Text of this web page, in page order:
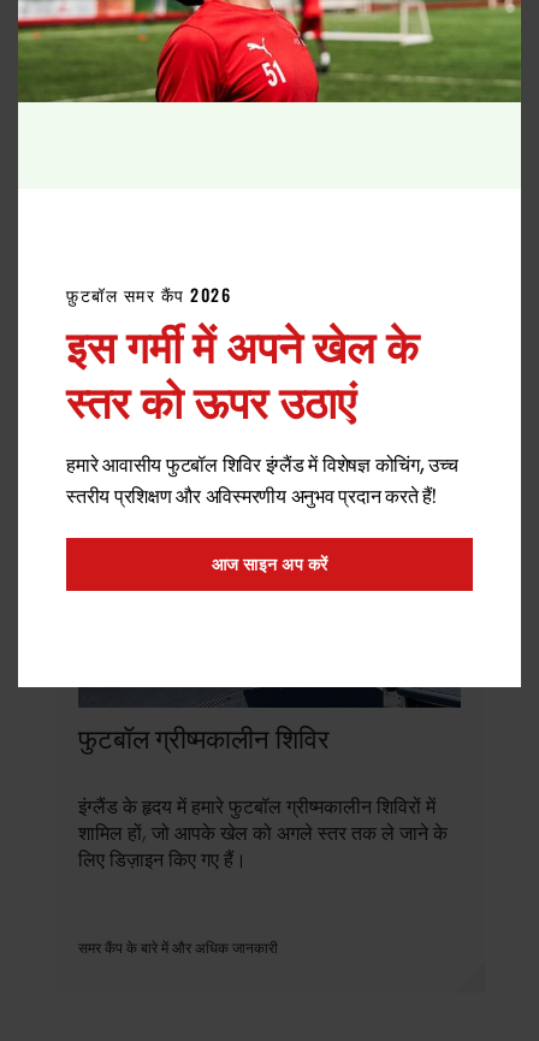
एफसीवी इंटरनेशनल फुटबॉल अकादमी में, हम 2 सप्ताह
लेकरपूरे सीज़नतक के लचीले फुटबॉल कार्यक्रम प्रदान
फुटबॉल ग्रीष्मकालीन शिविर
इंग्लैंड के हृदय में हमारे फुटबॉल ग्रीष्मकालीन शिविरों में
शामिल हों, जो आपके खेल को अगले स्तर तक ले जाने के
लिए डिज़ाइन किए गए हैं।
समर कैंप के बारे में और अधिक जानकारी
फ़ुटबॉल समर कैंप 2026
इस गर्मी में अपने खेल के
स्तर को ऊपर उठाएं
हमारे आवासीय फुटबॉल शिविर इंग्लैंड में विशेषज्ञ कोचिंग, उच्च
स्तरीय प्रशिक्षण और अविस्मरणीय अनुभव प्रदान करते हैं!
आज साइन अप करें